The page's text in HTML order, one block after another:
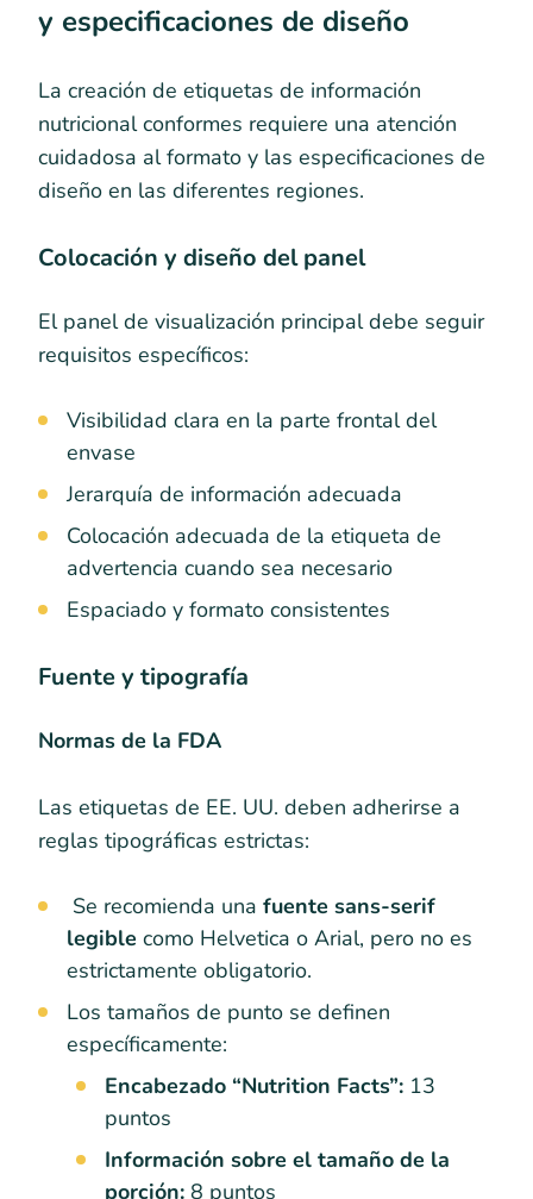
y especificaciones de diseño
La creación de etiquetas de información
nutricional conformes requiere una atención
cuidadosa al formato y las especificaciones de
diseño en las diferentes regiones.
Colocación y diseño del panel
El panel de visualización principal debe seguir
requisitos específicos:
Visibilidad clara en la parte frontal del
envase
Jerarquía de información adecuada
Colocación adecuada de la etiqueta de
advertencia cuando sea necesario
Espaciado y formato consistentes
Fuente y tipografía
Normas de la FDA
Las etiquetas de EE. UU. deben adherirse a
reglas tipográficas estrictas:
Se recomienda una fuente sans-serif
legible como Helvetica o Arial, pero no es
estrictamente obligatorio.
Los tamaños de punto se definen
específicamente:
Encabezado “Nutrition Facts”: 13
puntos
Información sobre el tamaño de la
porción: 8 puntos